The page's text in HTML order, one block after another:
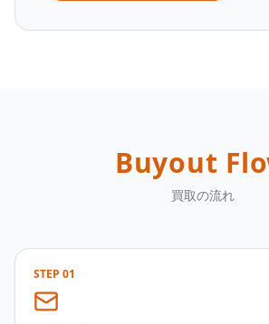
Buyout
買取の流れ
STEP 01